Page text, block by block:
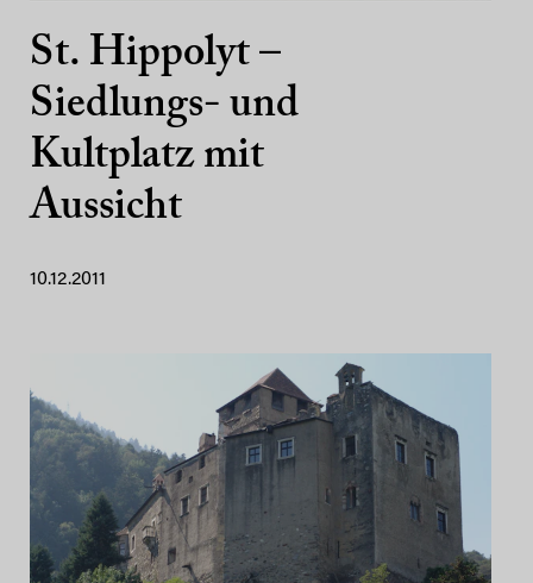
St. Hippolyt –
Siedlungs- und
Kultplatz mit
Aussicht
10.12.2011